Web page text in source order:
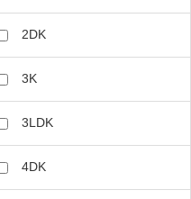
2DK
3K
3LDK
4DK